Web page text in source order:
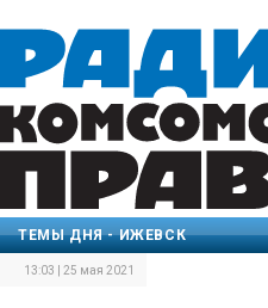
ТЕМЫ ДНЯ - ИЖЕВСК
13:03 | 25 мая 2021